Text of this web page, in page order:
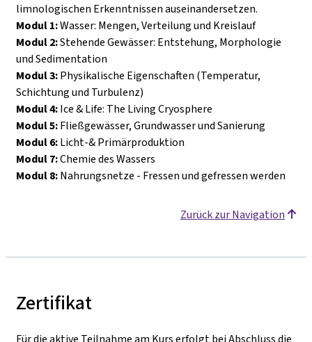
limnologischen Erkenntnissen auseinandersetzen.
Modul 1:Wasser: Mengen, Verteilung und Kreislauf
Modul 2:Stehende Gewässer: Entstehung, Morphologie
und Sedimentation
Modul 3:Physikalische Eigenschaften (Temperatur,
Schichtung und Turbulenz)
Modul 4:Ice & Life: The Living Cryosphere
Modul 5:Fließgewässer, Grundwasser und Sanierung
Modul 6:Licht-& Primärproduktion
Modul 7:Chemie des Wassers
Modul 8:Nahrungsnetze - Fressen und gefressen werden
Zurück zur Navigation
Zertifikat
Für die aktive Teilnahme am Kurs erfolgt bei Abschluss die